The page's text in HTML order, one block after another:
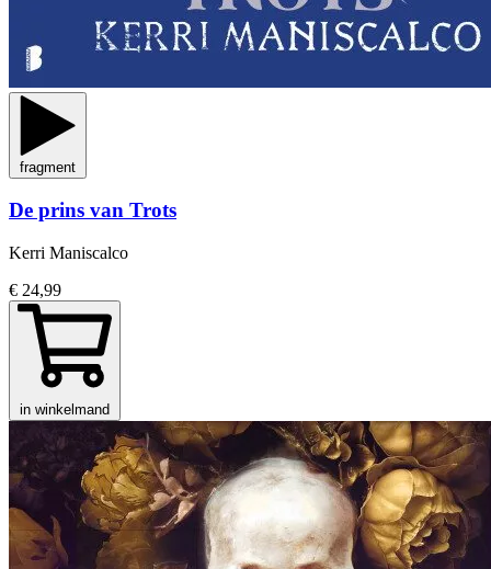
fragment
De prins van Trots
Kerri Maniscalco
€ 24,99
in winkelmand